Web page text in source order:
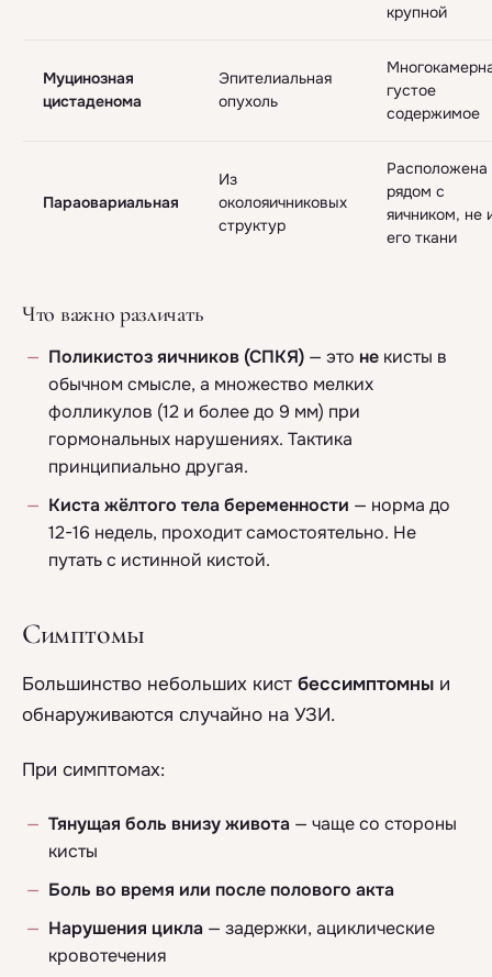
крупной
Муцинозная
цистаденома
Эпителиальная
опухоль
густое
содержимое
Параовариальная
Из
околояичниковых
структур
Расположена
рядом с
яичником, не
его ткани
Что важно различать
Поликистоз яичников (СПКЯ) — это не кисты в
обычном смысле, а множество мелких
фолликулов (12 и более до 9 мм) при
гормональных нарушениях. Тактика
принципиально другая.
Киста жёлтого тела беременности — норма до
12-16 недель, проходит самостоятельно. Не
путать с истинной кистой.
Симптомы
Большинство небольших кист бессимптомны и
обнаруживаются случайно на УЗИ.
При симптомах:
Тянущая боль внизу живота — чаще со стороны
кисты
Боль во время или после полового акта
Нарушения цикла — задержки, ациклические
кровотечения